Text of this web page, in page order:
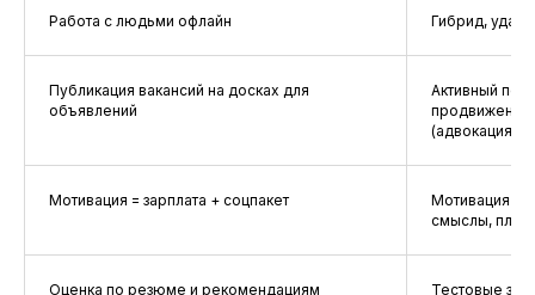
Работа с людьми офлайн Гибрид,
Публикация вакансий на досках для
объявлений
Активный
продвижение
(адвокация
Мотивация = зарплата + соцпакет
Мотивация =
смыслы, план
Оценка по резюме и рекомендациям
Тестовые